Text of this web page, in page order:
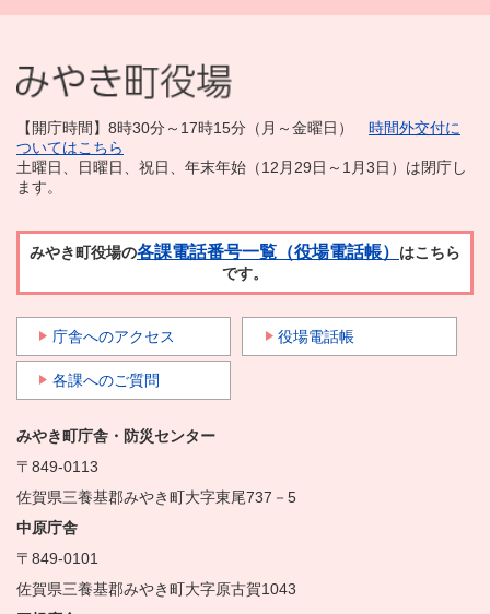
【開庁時間】8時30分～17時15分（月～金曜日） 時間外交付に
ついてはこちら
土曜日、日曜日、祝日、年末年始（12月29日～1月3日）は閉庁し
ます。
みやき町役場の各課電話番号一覧（役場電話帳） はこちら
です。
庁舎へのアクセス 役場電話帳
各課へのご質問
みやき町庁舎・防災センター
〒849-0113
佐賀県三養基郡みやき町大字東尾737－5
中原庁舎
〒849-0101
佐賀県三養基郡みやき町大字原古賀1043